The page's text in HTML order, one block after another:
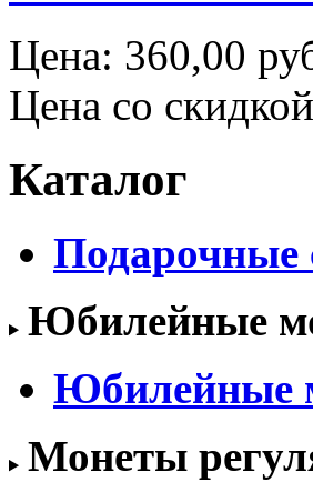
Цена: 360,00
Цена со
Каталог
Подарочные
Юбилейные
Юбилейные
Монеты